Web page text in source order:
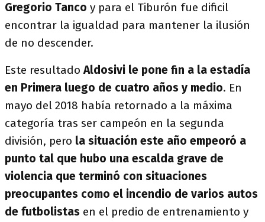
Gregorio Tanco y para el Tiburón fue dificil
encontrar la igualdad para mantener la ilusión
de no descender.
Este resultadoAldosivi le pone fin a la estadía
en Primera luego de cuatro años y medio. En
mayo del 2018 había retornado a la máxima
categoría tras ser campeón en la segunda
división, pero la situación este año empeoró a
punto tal que hubo una escalda grave de
violencia que terminó con situaciones
preocupantes como el incendio de varios autos
de futbolistas en el predio de entrenamiento y